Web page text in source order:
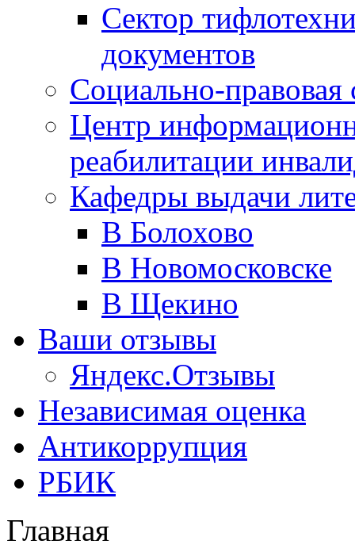
Сектор
документов
Социально-правовая
Центр
реабилитации
Кафедры выдачи
В Болохово
В Новомосковске
В Щекино
Ваши отзывы
Яндекс.Отзывы
Независимая оценка
Антикоррупция
РБИК
Главная